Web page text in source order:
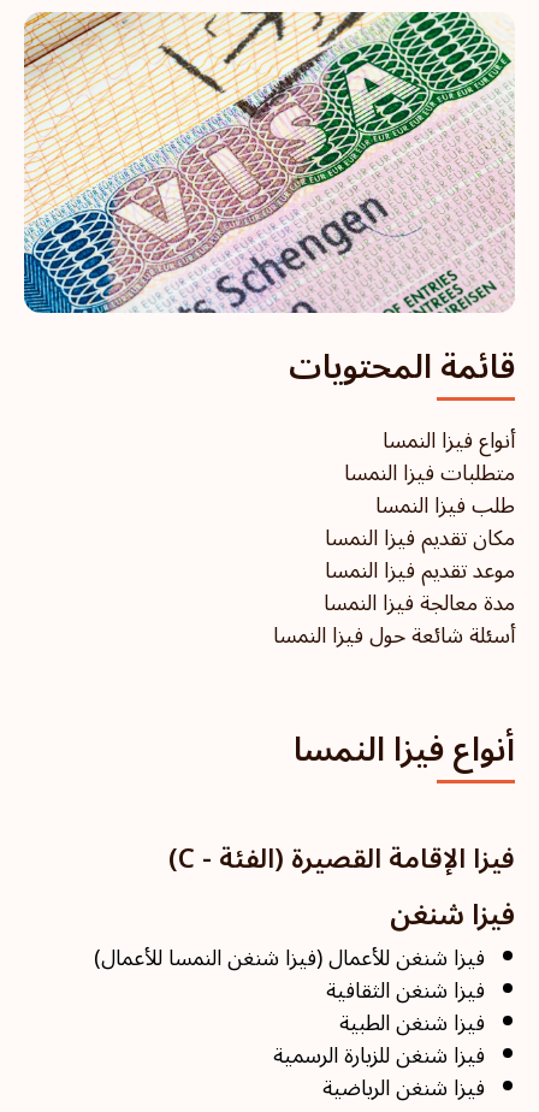
قائمة المحتويات
أنواع فيزا النمسا
متطلبات فيزا النمسا
طلب فيزا النمسا
مكان تقديم فيزا النمسا
موعد تقديم فيزا النمسا
مدة معالجة فيزا النمسا
أسئلة شائعة حول فيزا النمسا
أنواع فيزا النمسا
فيزا الإقامة القصيرة (الفئة - C)
فيزا شنغن
فيزا شنغن للأعمال (فيزا شنغن النمسا للأعمال)
فيزا شنغن الثقافية
فيزا شنغن الطبية
فيزا شنغن للزيارة الرسمية
فيزا شنغن الرياضية